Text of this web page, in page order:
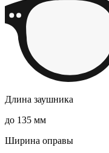
Длина заушника
до 135 мм
Ширина оправы